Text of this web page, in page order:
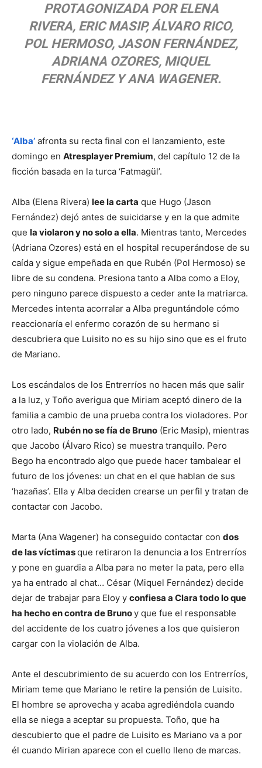
PROTAGONIZADA POR ELENA
RIVERA, ERIC MASIP, ÁLVARO RICO,
POL HERMOSO, JASON FERNÁNDEZ,
ADRIANA OZORES, MIQUEL
FERNÁNDEZ Y ANA WAGENER.
‘Alba’ afronta su recta final con el lanzamiento, este
domingo en Atresplayer Premium, del capítulo 12 de la
ficción basada en la turca ‘Fatmagül’.
Alba (Elena Rivera) lee la carta que Hugo (Jason
Fernández) dejó antes de suicidarse y en la que admite
que la violaron y no solo a ella. Mientras tanto, Mercedes
(Adriana Ozores) está en el hospital recuperándose de su
caída y sigue empeñada en que Rubén (Pol Hermoso) se
libre de su condena. Presiona tanto a Alba como a Eloy,
pero ninguno parece dispuesto a ceder ante la matriarca.
Mercedes intenta acorralar a Alba preguntándole cómo
reaccionaría el enfermo corazón de su hermano si
descubriera que Luisito no es su hijo sino que es el fruto
de Mariano.
Los escándalos de los Entrerríos no hacen más que salir
a la luz, y Toño averigua que Miriam aceptó dinero de la
familia a cambio de una prueba contra los violadores. Por
otro lado, Rubén no se fía de Bruno (Eric Masip), mientras
que Jacobo (Álvaro Rico) se muestra tranquilo. Pero
Bego ha encontrado algo que puede hacer tambalear el
futuro de los jóvenes: un chat en el que hablan de sus
‘hazañas’. Ella y Alba deciden crearse un perfil y tratan de
contactar con Jacobo.
Marta (Ana Wagener) ha conseguido contactar con dos
de las víctimasque retiraron la denuncia a los Entrerríos
y pone en guardia a Alba para no meter la pata, pero ella
ya ha entrado al chat… César (Miquel Fernández) decide
dejar de trabajar para Eloy y confiesa a Clara todo lo que
ha hecho en contra de Brunoy que fue el responsable
del accidente de los cuatro jóvenes a los que quisieron
cargar con la violación de Alba.
Ante el descubrimiento de su acuerdo con los Entrerríos,
Miriam teme que Mariano le retire la pensión de Luisito.
El hombre se aprovecha y acaba agrediéndola cuando
ella se niega a aceptar su propuesta. Toño, que ha
descubierto que el padre de Luisito es Mariano va a por
él cuando Mirian aparece con el cuello lleno de marcas.